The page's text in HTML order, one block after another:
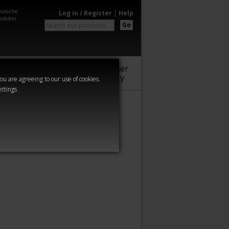
are agreeing to our use of cookies.
Log in / Register | Help
Go
Warhammer
Community